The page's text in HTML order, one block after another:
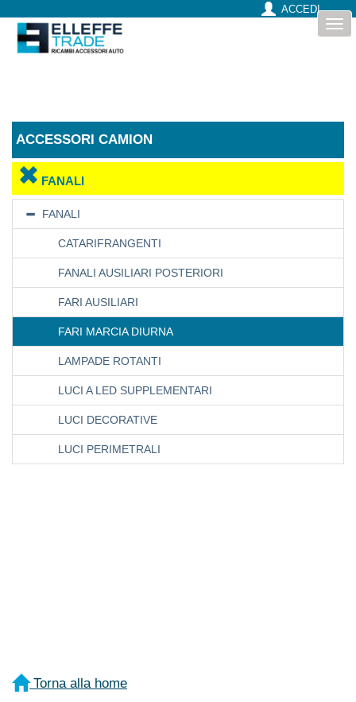
ACCEDI
ACCESSORI CAMION
FANALI
FANALI
CATARIFRANGENTI
FANALI AUSILIARI POSTERIORI
FARI AUSILIARI
FARI MARCIA DIURNA
LAMPADE ROTANTI
LUCI A LED SUPPLEMENTARI
LUCI DECORATIVE
LUCI PERIMETRALI
Torna alla home